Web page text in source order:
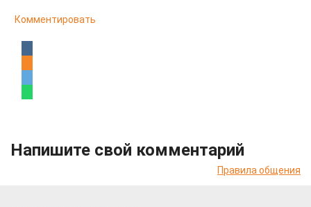
Комментировать
Напишите свой комментарий
Правила общения